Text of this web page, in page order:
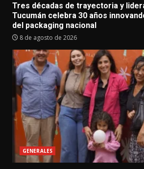
Tres décadas de trayectoria y
Tucumán celebra 30 años
del packaging nacional
8 de agosto de 2026
GENERALES